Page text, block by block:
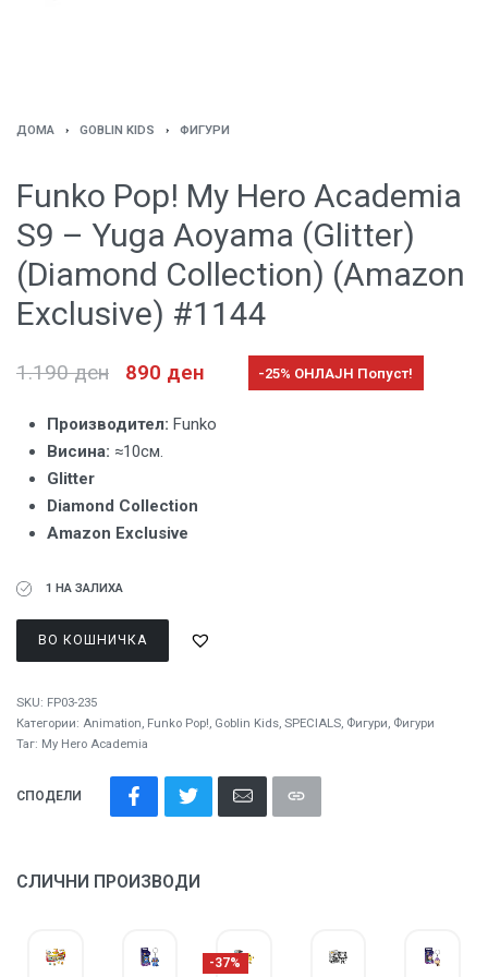
ДОМА › GOBLIN KIDS › ФИГУРИ
Funko Pop! My Hero Academia
S9 – Yuga Aoyama (Glitter)
(Diamond Collection) (Amazon
Exclusive) #1144
1.190ден 890 ден -25% ОНЛАЈН Попуст!
Производител: Funko
Висина: ≈10см.
Glitter
Diamond Collection
Amazon Exclusive
1 НА ЗАЛИХА
ВО КОШНИЧКА
SKU: FP03-235
Категории: Animation, Funko Pop!, Goblin Kids, SPECIALS, Фигури, Фигури
Таг: My Hero Academia
СПОДЕЛИ
СЛИЧНИ ПРОИЗВОДИ
-37%